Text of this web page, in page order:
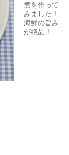
煮を作って
みました！
海鮮の旨み
が絶品！